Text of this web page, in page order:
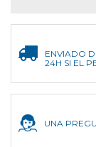
ENVIADO
24H SI EL
UNA